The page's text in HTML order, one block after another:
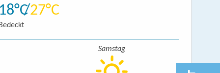
18 27
Bedeckt
Samstag